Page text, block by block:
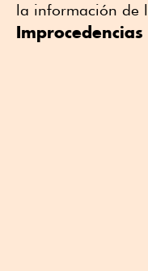
la información de
Improcedencias